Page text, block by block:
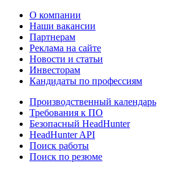
О компании
Наши вакансии
Партнерам
Реклама на сайте
Новости и статьи
Инвесторам
Кандидаты по профессиям
Производственный календарь
Требования к ПО
Безопасный HeadHunter
HeadHunter API
Поиск работы
Поиск по резюме